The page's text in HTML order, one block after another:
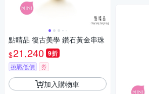
點睛品 復古美學 鑽石黃金串珠
$21,240 9折
挑戰低價 券
加入購物車